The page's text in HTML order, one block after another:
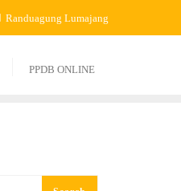
Randuagung Lumajang
PPDB ONLINE